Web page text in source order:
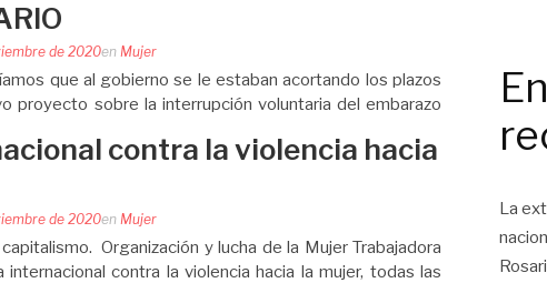
de 2020en Mujer
que al gobierno se le estaban acortando los plazos
proyecto sobre la interrupción voluntaria del embarazo
contra la violencia hacia
de 2020en Mujer
Organización y lucha de la Mujer Trabajadora
contra la violencia hacia la mujer, todas las
La